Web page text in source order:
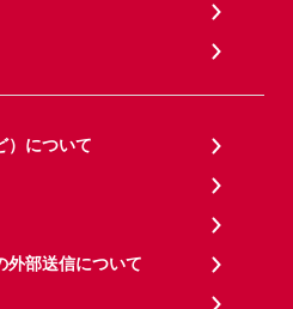
）について
外部送信について